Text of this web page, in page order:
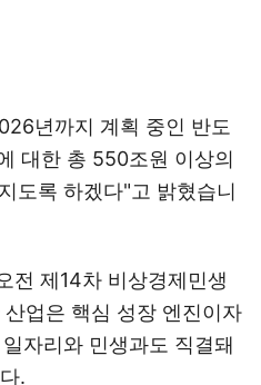
년까지 계획 중인 반도
대한 총 550조원 이상의
도록 하겠다"고 밝혔습니
전 제14차 비상경제민생
업은 핵심 성장 엔진이자
자리와 민생과도 직결돼
.